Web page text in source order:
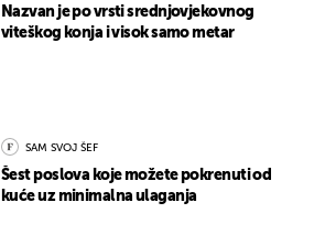
Nazvan je po vrsti srednjovjekovnog
viteškog konja i visok samo metar
SAM SVOJ ŠEF
Šest poslova koje možete pokrenuti od
kuće uz minimalna ulaganja